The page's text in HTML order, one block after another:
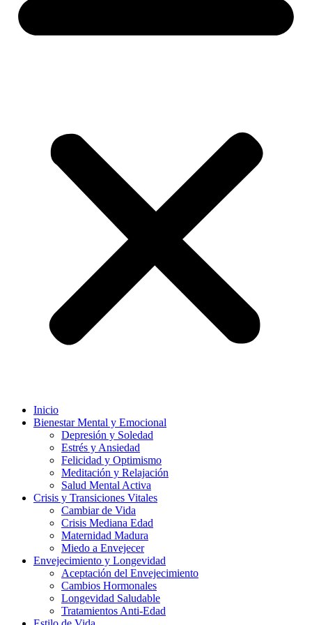
Inicio
Bienestar Mental y Emocional
Depresión y Soledad
Estrés y Ansiedad
Felicidad y Optimismo
Meditación y Relajación
Salud Mental Activa
Crisis y Transiciones Vitales
Cambiar de Vida
Crisis Mediana Edad
Maternidad Madura
Miedo a Envejecer
Envejecimiento y Longevidad
Aceptación del Envejecimiento
Cambios Hormonales
Longevidad Saludable
Tratamientos Anti-Edad